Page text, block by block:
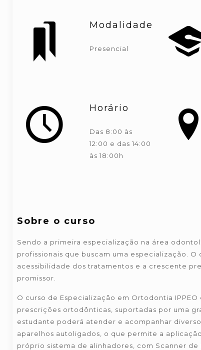
Modalidade
Presencial
Horário
Das 8:00 às
12:00 e das 14:00
às 18:00h
Sobre o curso
Sendo a primeira especialização na área
profissionais que buscam uma especialização.
acessibilidade dos tratamentos e a crescente
promissor.
O curso de Especialização em Ortodontia
prescrições ortodônticas, suportadas por uma
estudante poderá atender e acompanhar
aparelhos autoligados, o que permite a
próprio sistema de alinhadores, com Scanner